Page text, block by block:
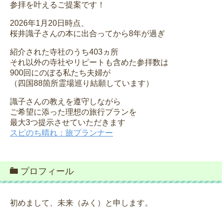
参拝を叶えるご提案です！
2026年1月20日時点、
桜井識子さんの本に出合ってから8年が過ぎ
紹介された寺社のうち403ヵ所
それ以外の寺社やリピートも含めた参拝数は
900回にのぼる私たち夫婦が
（四国88箇所霊場巡り結願しています）
識子さんの教えを遵守しながら
ご希望に添った理想の旅行プランを
最大3つ提示させていただきます
スピのち晴れ：旅プランナー
プロフィール
初めまして、未来（みく）と申します。